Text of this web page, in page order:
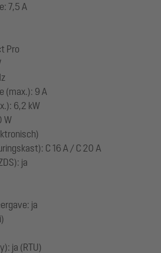
7,5 A
Pro
(max.): 9 A
6,2 kW
W
C 16 A / C 20 A
ja
ja
ja (RTU)